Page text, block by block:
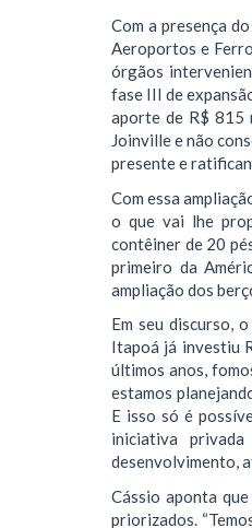
Com a presença
Aeroportos e
órgãos
fase III de
aporte de R$ 815
Joinville e não
presente e
Com essa
o que vai lhe
contêiner de 20
primeiro da
ampliação dos
Em seu discurso,
Itapoá já investiu
últimos anos,
estamos
E isso só é
iniciativa
desenvolvimento,
Cássio aponta
priorizados.